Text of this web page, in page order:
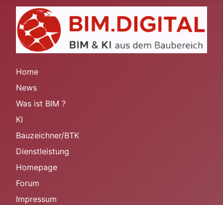
Home
News
Was ist BIM ?
KI
Bauzeichner/BTK
Dienstleistung
Homepage
Forum
Impressum